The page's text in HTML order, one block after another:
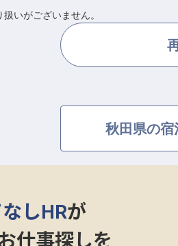
いがございません。
秋田県の
しHRが
仕事探しを